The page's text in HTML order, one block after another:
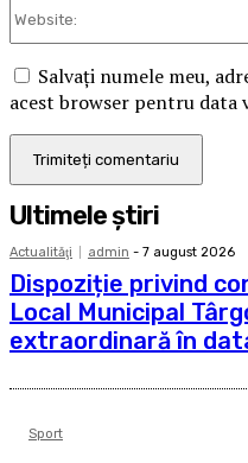
Salvați numele meu,
acest browser pentru data
Ultimele ştiri
Actualităţi admin - 7 august 2026
Dispoziție privind
Local Municipal
extraordinară în
Sport